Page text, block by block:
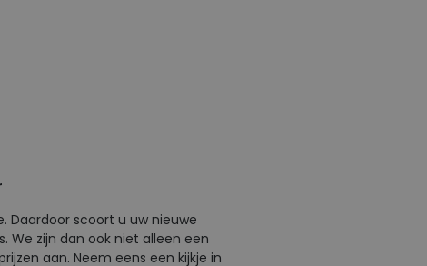
Daardoor scoort u uw nieuwe
We zijn dan ook niet alleen een
aan. Neem eens een kijkje in